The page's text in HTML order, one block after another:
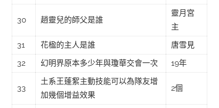
30 趙靈兒的師父是誰
靈月宮
主
31
花楹的主人是誰
唐雪見
32
幻明界原本多少年與瓊華交會一次 19年
33
土系王蓬絮主動技能可以為隊友增
加幾個增益效果
2個